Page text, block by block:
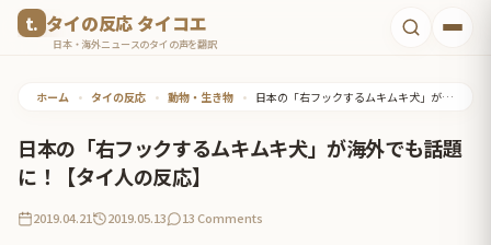
タイの反応 タイコエ
日本・海外ニュースのタイの声を翻訳
ホーム • タイの反応 • 動物・生き物 • 日本の「右フックするムキムキ犬」が海外でも話題に！【タイ人の反応】
日本の「右フックするムキムキ犬」が海外でも話題
に！【タイ人の反応】
2019.04.21 2019.05.13 13 Comments